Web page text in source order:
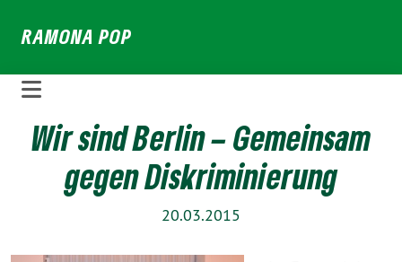
zumRAMONA POP
Wir sind Berlin – Gemeinsam
gegen Diskriminierung
20.03.2015